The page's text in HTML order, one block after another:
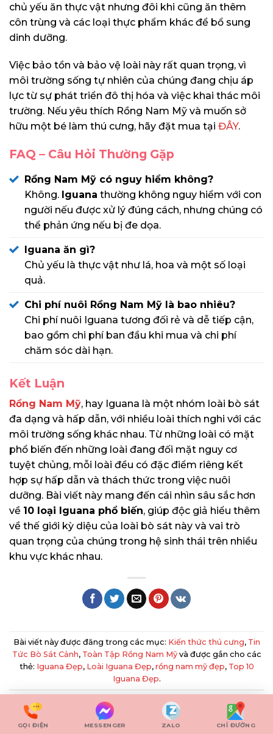
chủ yếu ăn thực vật nhưng đôi khi cũng ăn thêm
côn trùng và các loại thực phẩm khác để bổ sung
dinh dưỡng.
Việc bảo tồn và bảo vệ loài này rất quan trọng, vì
môi trường sống tự nhiên của chúng đang chịu áp
lực từ sự phát triển đô thị hóa và việc khai thác môi
trường. Nếu yêu thích Rồng Nam Mỹ và muốn sở
hữu một bé làm thú cưng, hãy đặt mua tại ĐÂY.
FAQ – Câu Hỏi Thường Gặp
Rồng Nam Mỹ có nguy hiểm không?
Không. Iguana thường không nguy hiểm với con
người nếu được xử lý đúng cách, nhưng chúng có
thể phản ứng nếu bị đe dọa.
Iguana ăn gì?
Chủ yếu là thực vật như lá, hoa và một số loại
quả.
Chi phí nuôi Rồng Nam Mỹ là bao nhiêu?
Chi phí nuôi Iguana tương đối rẻ và dễ tiếp cận,
bao gồm chi phí ban đầu khi mua và chi phí
chăm sóc dài hạn.
Kết Luận
Rồng Nam Mỹ, hay Iguana là một nhóm loài bò sát
đa dạng và hấp dẫn, với nhiều loài thích nghi với các
môi trường sống khác nhau. Từ những loài có mặt
phổ biến đến những loài đang đối mặt nguy cơ
tuyệt chủng, mỗi loài đều có đặc điểm riêng kết
hợp sự hấp dẫn và thách thức trong việc nuôi
dưỡng. Bài viết này mang đến cái nhìn sâu sắc hơn
về 10 loại Iguana phổ biến, giúp độc giả hiểu thêm
về thế giới kỳ diệu của loài bò sát này và vai trò
quan trọng của chúng trong hệ sinh thái trên nhiều
khu vực khác nhau.
Bài viết này được đăng trong các mục: Kiến thức thú cưng, Tin
Tức Bò Sát Cảnh, Toàn Tập Rồng Nam Mỹvà được gắn cho các
thẻ: Iguana Đẹp, Loài Iguana Đẹp, rồng nam mỹ đẹp, Top 10
Iguana Đẹp.
QUÂN LÊ
GỌI ĐIỆN MESSENGER ZALO CHỈ ĐƯỜNG